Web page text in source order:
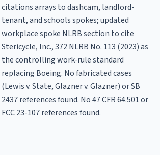
citations arrays to dashcam, landlord-
tenant, and schools spokes; updated
workplace spoke NLRB section to cite
Stericycle, Inc., 372 NLRB No. 113 (2023) as
the controlling work-rule standard
replacing Boeing. No fabricated cases
(Lewis v. State, Glazner v. Glazner) or SB
2437 references found. No 47 CFR 64.501 or
FCC 23-107 references found.